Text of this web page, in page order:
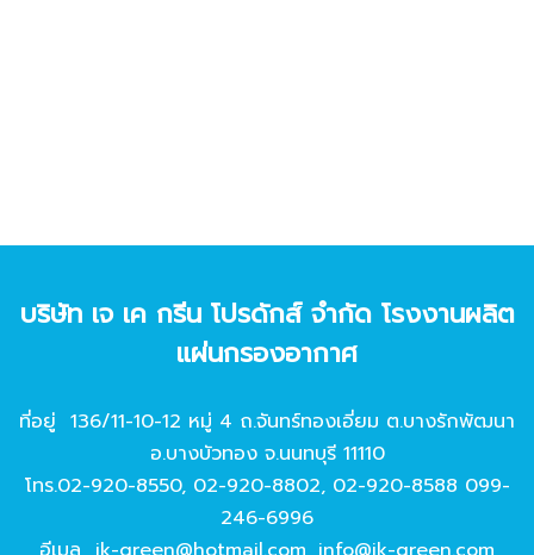
บริษัท เจ เค กรีน โปรดักส์ จํากัด โรงงานผลิต
แผ่นกรองอากาศ
ที่อยู่ 136/11-10-12 หมู่ 4 ถ.จันทร์ทองเอี่ยม ต.บางรักพัฒนา
อ.บางบัวทอง จ.นนทบุรี 11110
โทร.02-920-8550, 02-920-8802, 02-920-8588 099-
246-6996